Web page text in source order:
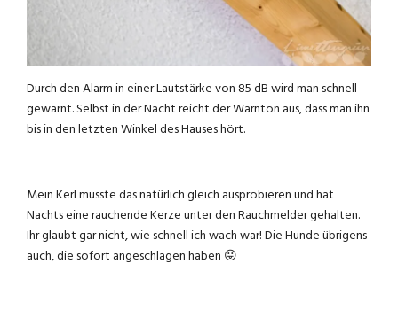
Durch den Alarm in einer Lautstärke von 85 dB wird man schnell
gewarnt. Selbst in der Nacht reicht der Warnton aus, dass man ihn
bis in den letzten Winkel des Hauses hört.
Mein Kerl musste das natürlich gleich ausprobieren und hat
Nachts eine rauchende Kerze unter den Rauchmelder gehalten.
Ihr glaubt gar nicht, wie schnell ich wach war! Die Hunde übrigens
auch, die sofort angeschlagen haben 😛